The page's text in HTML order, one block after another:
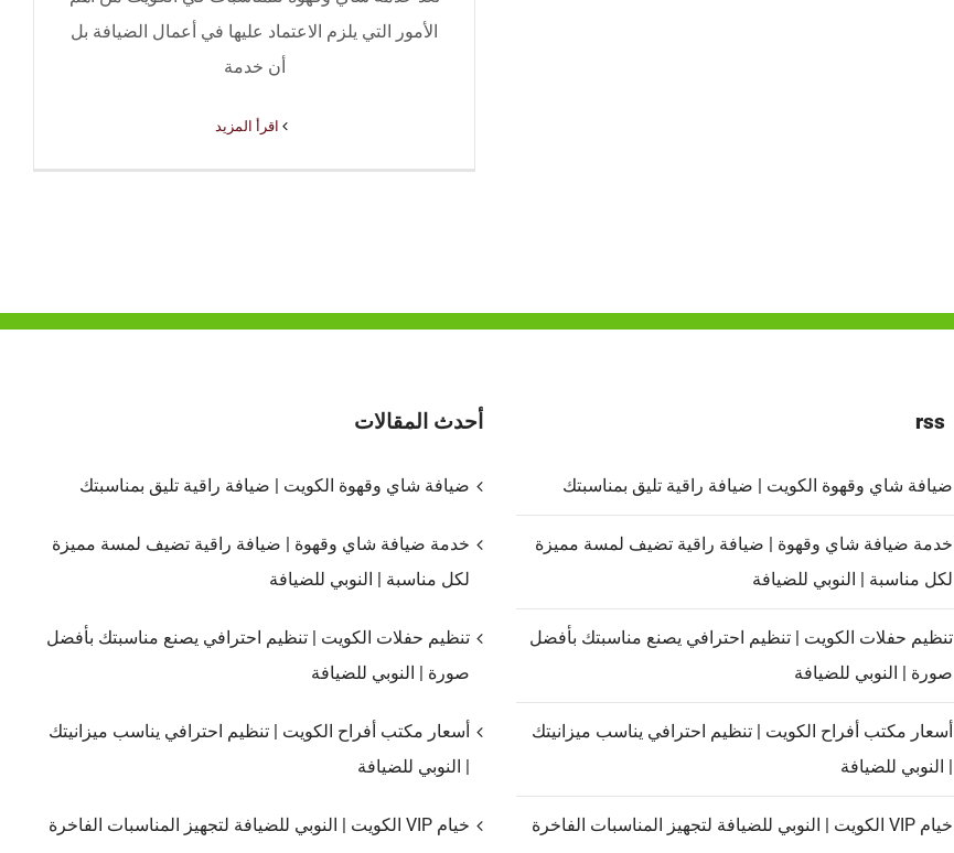
الأمور التي يلزم الاعتماد عليها في أعمال الضيافة بل
أن خدمة
‫اقرأ المزيد
rss
ضيافة شاي وقهوة الكويت | ضيافة راقية تليق بمناسبتك
خدمة ضيافة شاي وقهوة | ضيافة راقية تضيف لمسة مميزة
لكل مناسبة | النوبي للضيافة
تنظيم حفلات الكويت | تنظيم احترافي يصنع مناسبتك بأفضل
صورة | النوبي للضيافة
أسعار مكتب أفراح الكويت | تنظيم احترافي يناسب ميزانيتك
| النوبي للضيافة
خيام VIP الكويت | النوبي للضيافة لتجهيز المناسبات الفاخرة
أحدث المقالات
ضيافة شاي وقهوة الكويت | ضيافة راقية تليق بمناسبتك
خدمة ضيافة شاي وقهوة | ضيافة راقية تضيف لمسة مميزة
لكل مناسبة | النوبي للضيافة
تنظيم حفلات الكويت | تنظيم احترافي يصنع مناسبتك بأفضل
صورة | النوبي للضيافة
أسعار مكتب أفراح الكويت | تنظيم احترافي يناسب ميزانيتك
| النوبي للضيافة
خيام VIP الكويت | النوبي للضيافة لتجهيز المناسبات الفاخرة